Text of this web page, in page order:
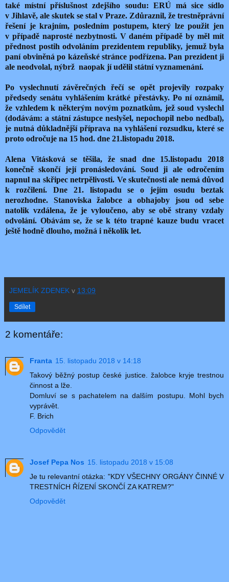
také místní příslušnost zdejšího soudu: ERÚ má sice sídlo
v Jihlavě, ale skutek se stal v Praze. Zdůraznil, že trestněprávní
řešení je krajním, posledním postupem, který lze použit jen
v případě naprosté nezbytnosti. V daném případě by měl mít
přednost postih odvoláním prezidentem republiky, jemuž byla
paní obviněná po kázeňské stránce podřízena. Pan prezident ji
ale neodvolal, nýbrž naopak jí udělil státní vyznamenání.
Po vyslechnutí závěrečných řečí se opět projevily rozpaky
předsedy senátu vyhlášením krátké přestávky. Po ní oznámil,
že vzhledem k některým novým poznatkům, jež soud vyslechl
(dodávám: a státní zástupce neslyšel, nepochopil nebo nedbal),
je nutná důkladnější příprava na vyhlášení rozsudku, které se
proto odročuje na 15 hod. dne 21.listopadu 2018.
Alena Vitásková se těšila, že snad dne 15.listopadu 2018
konečně skončí její pronásledování. Soud ji ale odročením
napnul na skřipec netrpělivosti. Ve skutečnosti ale nemá důvod
k rozčilení. Dne 21. listopadu se o jejím osudu beztak
nerozhodne. Stanoviska žalobce a obhajoby jsou od sebe
natolik vzdálena, že je vyloučeno, aby se obě strany vzdaly
odvolání. Obávám se, že se k této trapné kauze budu vracet
ještě hodně dlouho, možná i několik let.
JEMELÍK ZDENEK v 13:09
Sdílet
2 komentáře:
Franta 15. listopadu 2018 v 14:18
Takový běžný postup české justice. žalobce kryje trestnou
činnost a lže.
Domluví se s pachatelem na dalším postupu. Mohl bych
vyprávět.
F. Brich
Odpovědět
Josef Pepa Nos 15. listopadu 2018 v 15:08
Je tu relevantní otázka: "KDY VŠECHNY ORGÁNY ČINNÉ V
TRESTNÍCH ŘÍZENÍ SKONČÍ ZA KATREM?"
Odpovědět